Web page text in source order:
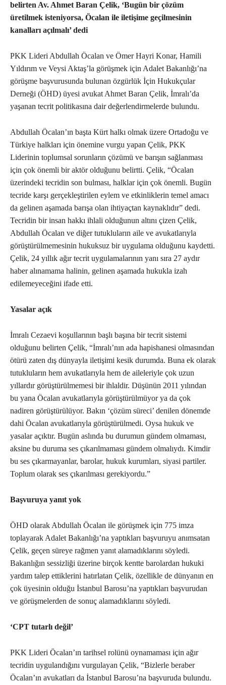
belirten Av. Ahmet Baran Çelik, ‘Bugün bir çözüm
üretilmek isteniyorsa, Öcalan ile iletişime geçilmesinin
kanalları açılmalı’ dedi
PKK Lideri Abdullah Öcalan ve Ömer Hayri Konar, Hamili
Yıldırım ve Veysi Aktaş’la görüşmek için Adalet Bakanlığı’na
görüşme başvurusunda bulunan özgürlük İçin Hukukçular
Derneği (ÖHD) üyesi avukat Ahmet Baran Çelik, İmralı’da
yaşanan tecrit politikasına dair değerlendirmelerde bulundu.
Abdullah Öcalan’ın başta Kürt halkı olmak üzere Ortadoğu ve
Türkiye halkları için önemine vurgu yapan Çelik, PKK
Liderinin toplumsal sorunların çözümü ve barışın sağlanması
için çok önemli bir aktör olduğunu belirtti. Çelik, “Öcalan
üzerindeki tecridin son bulması, halklar için çok önemli. Bugün
tecride karşı gerçekleştirilen eylem ve etkinliklerin temel amacı
da gelinen aşamada barışa olan ihtiyaçtan kaynaklıdır” dedi.
Tecridin bir insan hakkı ihlali olduğunun altını çizen Çelik,
Abdullah Öcalan ve diğer tutukluların aile ve avukatlarıyla
görüştürülmemesinin hukuksuz bir uygulama olduğunu kaydetti.
Çelik, 24 yıllık ağır tecrit uygulamalarının yanı sıra 27 aydır
haber alınamama halinin, gelinen aşamada hukukla izah
edilemeyeceğini ifade etti.
Yasalar açık
İmralı Cezaevi koşullarının başlı başına bir tecrit sistemi
olduğunu belirten Çelik, “İmralı’nın ada hapishanesi olmasından
ötürü zaten dış dünyayla iletişimi kesik durumda. Buna ek olarak
tutukluların hem avukatlarıyla hem de aileleriyle çok uzun
yıllardır görüştürülmemesi bir ihlaldir. Düşünün 2011 yılından
bu yana Öcalan avukatlarıyla görüştürülmüyor ya da çok
nadiren görüştürülüyor. Bakın ‘çözüm süreci’ denilen dönemde
dahi Öcalan avukatlarıyla görüştürülmedi. Oysa hukuk ve
yasalar açıktır. Bugün aslında bu durumun gündem olmaması,
aksine bu duruma ses çıkarılmaması gündem olmalıydı. Kimdir
bu ses çıkarmayanlar, barolar, hukuk kurumları, siyasi partiler.
Toplum olarak ses çıkarılması gerekiyordu.”
Başvuruya yanıt yok
ÖHD olarak Abdullah Öcalan ile görüşmek için 775 imza
toplayarak Adalet Bakanlığı’na yaptıkları başvuruyu anımsatan
Çelik, geçen süreye rağmen yanıt alamadıklarını söyledi.
Bakanlığın sessizliği üzerine birçok kentte barolardan hukuki
yardım talep ettiklerini hatırlatan Çelik, özellikle de dünyanın en
çok üyesinin olduğu İstanbul Barosu’na yaptıkları başvurudan
ve görüşmelerden de sonuç alamadıklarını söyledi.
‘CPT tutarlı değil’
PKK Lideri Öcalan’ın tarihsel rolünü oynamaması için ağır
tecridin uygulandığını vurgulayan Çelik, “Bizlerle beraber
Öcalan’ın avukatları da İstanbul Barosu’na başvuruda bulundu.